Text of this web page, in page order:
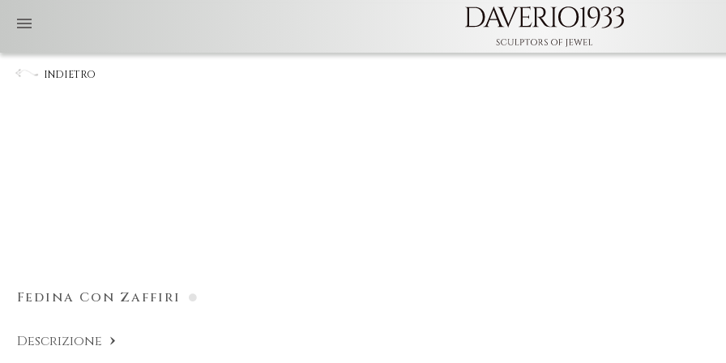
INDIETRO
Fedina Con Zaffiri
Descrizione